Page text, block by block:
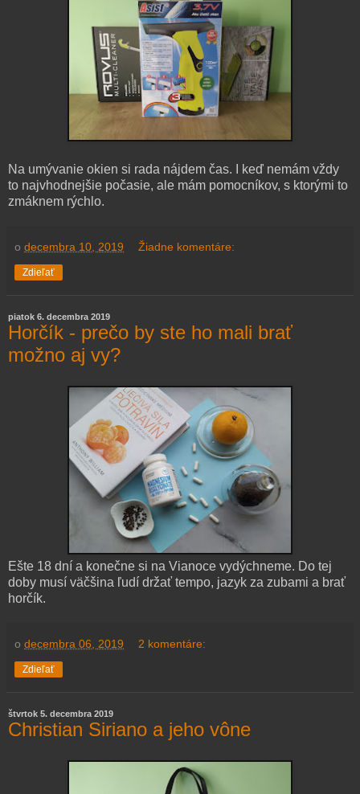
Na umývanie okien si rada nájdem čas. I keď nemám vždy
to najvhodnejšie počasie, ale mám pomocníkov, s ktorými to
zmáknem rýchlo.
o decembra 10, 2019 Žiadne komentáre:
Zdieľať
piatok 6. decembra 2019
Horčík - prečo by ste ho mali brať
možno aj vy?
Ešte 18 dní a konečne si na Vianoce vydýchneme. Do tej
doby musí väčšina ľudí držať tempo, jazyk za zubami a brať
horčík.
o decembra 06, 2019 2 komentáre:
Zdieľať
štvrtok 5. decembra 2019
Christian Siriano a jeho vône